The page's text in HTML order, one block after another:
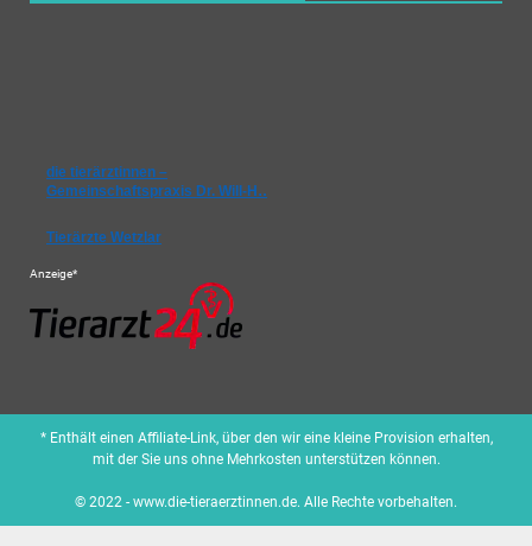
die tierärztinnen –
Gemeinschaftspraxis Dr. Will-H…
Tierärzte Wetzlar
Anzeige*
* Enthält einen Affiliate-Link, über den wir eine kleine Provision erhalten,
mit der Sie uns ohne Mehrkosten unterstützen können.
© 2022 - www.die-tieraerztinnen.de. Alle Rechte vorbehalten.